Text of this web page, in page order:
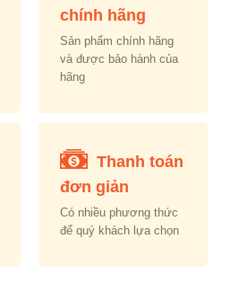
chính hãng
Sản phẩm chính hãng
và được bảo hành của
hãng
Thanh toán
đơn giản
Có nhiều phương thức
để quý khách lựa chọn